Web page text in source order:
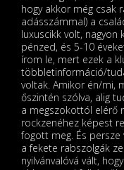
hogy akkor még csak
adásszámmal) a
luxuscikk volt,
pénzed, és 5-10
írom le, mert ezek a
többletinformáció/
voltak. Amikor én/mi,
őszintén szólva, alig
a megszokottól elérő
rockzenéhez képest
fogott meg. És
a fekete rabszolgák
nyilvánvalóvá vált,